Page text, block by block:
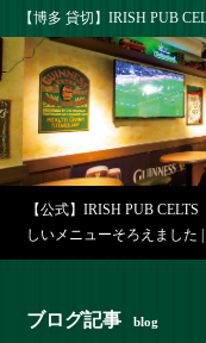
【博多 貸切】IRISH PUB
【公式】IRISH PUB
しいメニューそろえました
ブログ記事 blog